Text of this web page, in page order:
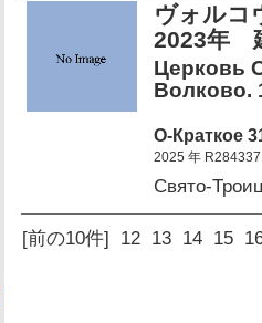
ヴォルコ
2023年
Церковь
Волково.
О-Краткое
2025 年 R284337
Свято-
[前の10件] 12 13 14 15